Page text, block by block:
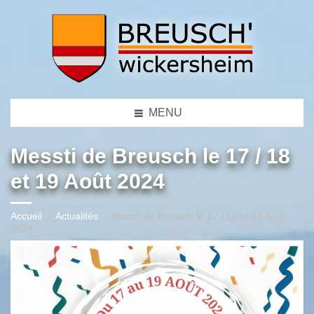
MENU
Messti de Breusch le 17 / 18
et 19 Août 2024
Accueil Actualités
Messti de Breusch le 17 / 18 et 19 Août
2024